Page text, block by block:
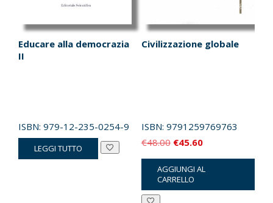
Educare alla democrazia
II
ISBN: 979-12-235-0254-9
LEGGI TUTTO
Civilizzazione globale
ISBN: 9791259769763
€48.00 Il
prezzo
originale
era:
€45.60Il
prezzo
attuale
è:
AGGIUNGI AL
CARRELLO